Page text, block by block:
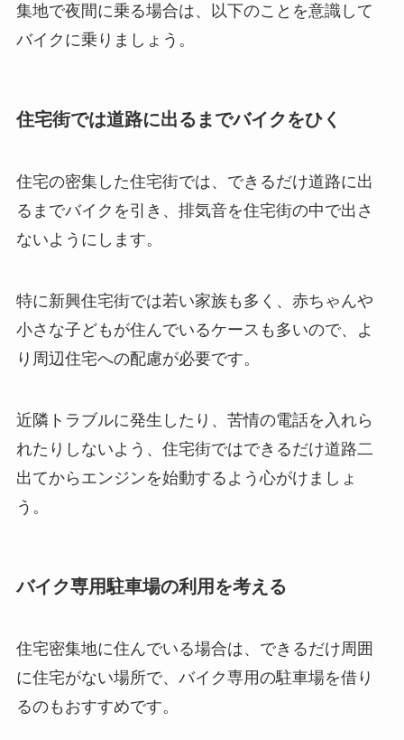
集地で夜間に乗る場合は、以下のことを意識して
バイクに乗りましょう。
住宅街では道路に出るまでバイクをひく
住宅の密集した住宅街では、できるだけ道路に出
るまでバイクを引き、排気音を住宅街の中で出さ
ないようにします。
特に新興住宅街では若い家族も多く、赤ちゃんや
小さな子どもが住んでいるケースも多いので、よ
り周辺住宅への配慮が必要です。
近隣トラブルに発生したり、苦情の電話を入れら
れたりしないよう、住宅街ではできるだけ道路二
出てからエンジンを始動するよう心がけましょ
う。
バイク専用駐車場の利用を考える
住宅密集地に住んでいる場合は、できるだけ周囲
に住宅がない場所で、バイク専用の駐車場を借り
るのもおすすめです。